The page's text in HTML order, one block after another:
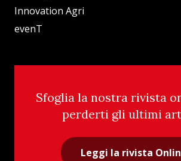
Innovation Agri
evenT
Sfoglia la nostra rivista
perderti gli ultimi
Leggi la rivista